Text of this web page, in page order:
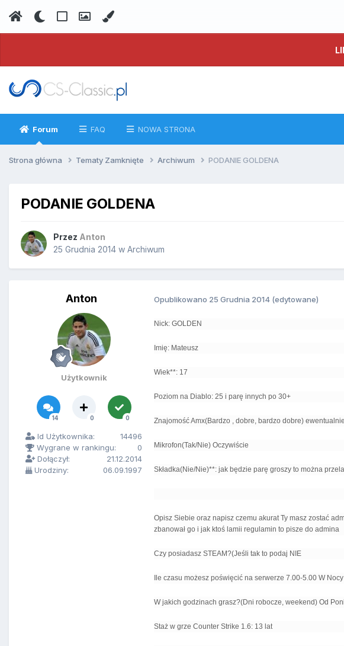
Forum FAQ NOWA STRONA
Strona główna Tematy Zamknięte Archiwum PODANIE GOLDENA
PODANIE GOLDENA
Przez Anton
25 Grudnia 2014 w Archiwum
Anton
Użytkownik
14 0 0
Id Użytkownika:
14496
Wygrane w rankingu:
0
Dołączył:
21.12.2014
Urodziny:
06.09.1997
Opublikowano 25 Grudnia 2014 (edytowane)
Nick: GOLDEN
Imię: Mateusz
Wiek**: 17
Poziom na Diablo: 25 i parę innych po 30+
Znajomość Amx(Bardzo , dobre, bardzo dobre)
Mikrofon(Tak/Nie) Oczywiście
Składka(Nie/Nie)**: jak będzie parę groszy to można
Opisz Siebie oraz napisz czemu akurat Ty masz zostać
zbanował go i jak ktoś lamii regulamin to pisze do admina
Czy posiadasz STEAM?(Jeśli tak to podaj NIE
Ile czasu możesz poświęcić na serwerze 7.00-5.00 W Nocy
W jakich godzinach grasz?(Dni robocze, weekend) Od
Staż w grze Counter Strike 1.6: 13 lat